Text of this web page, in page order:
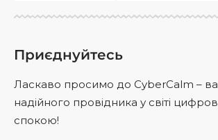
Приєднуйтесь
Ласкаво просимо до CyberCalm –
надійного провідника у світі
спокою!